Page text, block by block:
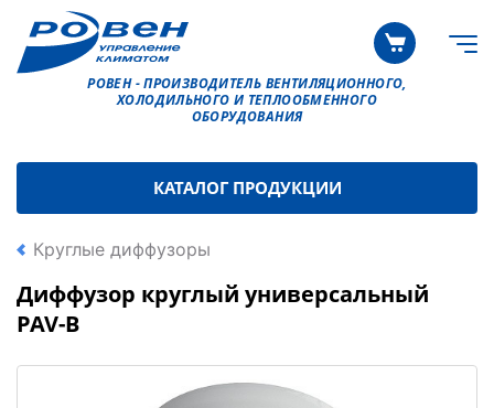
РОВЕН - ПРОИЗВОДИТЕЛЬ ВЕНТИЛЯЦИОННОГО,
ХОЛОДИЛЬНОГО И ТЕПЛООБМЕННОГО
ОБОРУДОВАНИЯ
КАТАЛОГ ПРОДУКЦИИ
Круглые диффузоры
Диффузор круглый универсальный
PAV-B